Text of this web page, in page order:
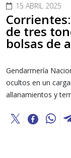
15 ABRIL 2025
de tres
bolsas de
Gendarmería
ocultos en un
allanamientos y